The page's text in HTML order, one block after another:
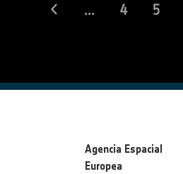
... 4 5
Agencia Espacial
Europea